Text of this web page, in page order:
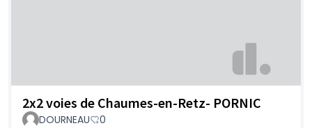
2x2 voies de Chaumes-en-Retz- PORNIC
DOURNEAU 0